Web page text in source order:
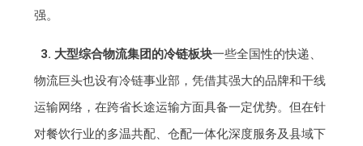
强。
3. 大型综合物流集团的冷链板块一些全国性的快递、
物流巨头也设有冷链事业部，凭借其强大的品牌和干线
运输网络，在跨省长途运输方面具备一定优势。但在针
对餐饮行业的多温共配、仓配一体化深度服务及县域下